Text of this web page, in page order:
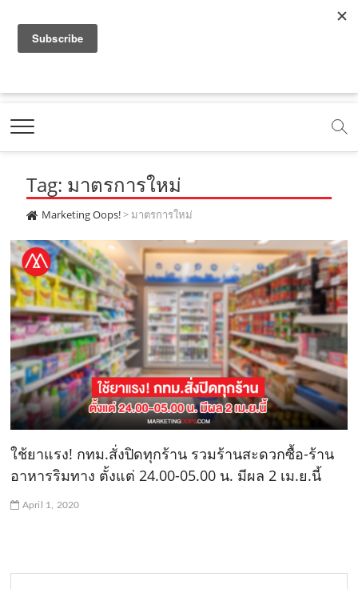
a
e
b
o
o
k
.
c
o
m
o
t
b
e
.
c
o
m
.
o
e
m
e
t
g
r
a
m
.
c
o
m
t
k
.
c
o
m
Marketing Oops!
DIGITAL | CREATIVE | ADVERTISING | CAMPAIGN |
Tag: มาตรการใหม่
Marketing Oops!> มาตรการใหม่
ใช้ยาแรง! กทม.สั่งปิดทุกร้าน รวมร้านสะดวกซื้อ-ร้าน
อาหารริมทาง ตั้งแต่ 24.00-05.00 น. มีผล 2 เม.ย.นี้
April 1, 2020